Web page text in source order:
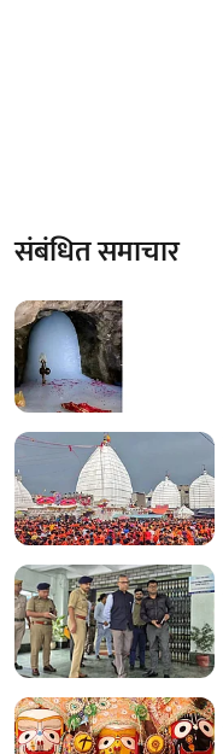
संबंधित समाचार